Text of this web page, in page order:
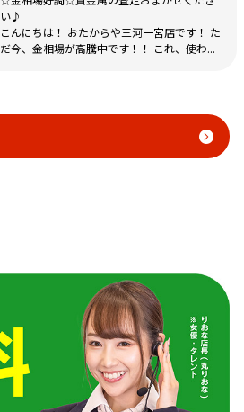
い♪
こんにちは！ おたからや三河一宮店です！ た
だ今、金相場が高騰中です！！ これ、使わ...